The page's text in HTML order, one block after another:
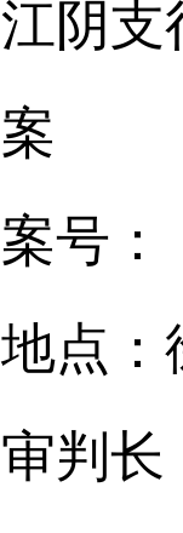
江阴支
案
案号：
地点：
审判长